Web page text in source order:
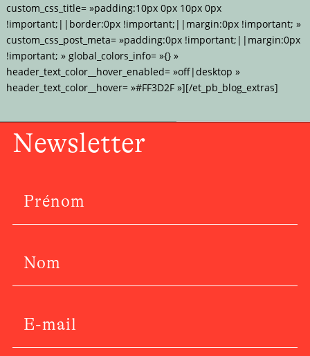
custom_css_title= »padding:10px 0px 10px 0px
!important;||border:0px !important;||margin:0px !important; »
custom_css_post_meta= »padding:0px !important;||margin:0px
!important; » global_colors_info= »{} »
header_text_color__hover_enabled= »off|desktop »
header_text_color__hover= »#FF3D2F »][/et_pb_blog_extras]
Newsletter